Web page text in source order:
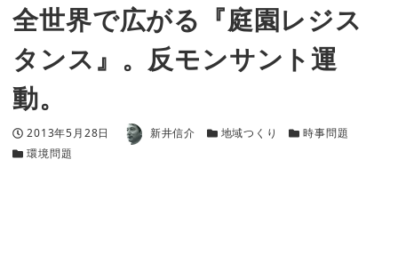
全世界で広がる『庭園レジス
タンス』。反モンサント運
動。
投稿日
2013年5月28日 著者 新井信介 カテゴリー
地域つくり カテゴリー
時事問題
カテゴリー
環境問題